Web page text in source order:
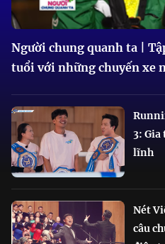
Người chung quanh ta |
tuổi với những chuyến xe
3: Gia
lĩnh
Nét
câu